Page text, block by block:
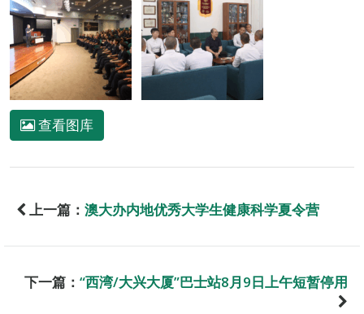
查看图库
上一篇： 澳大办内地优秀大学生健康科学夏令营
下一篇： “西湾/大兴大厦”巴士站8月9日上午短暂停用